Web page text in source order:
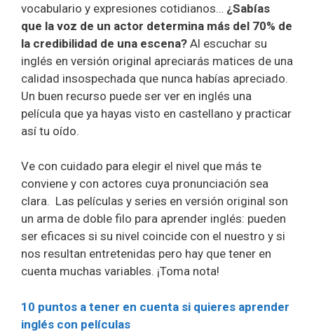
vocabulario y expresiones cotidianos… ¿Sabías
que la voz de un actor determina más del 70% de
la credibilidad de una escena? Al escuchar su
inglés en versión original apreciarás matices de una
calidad insospechada que nunca habías apreciado.
Un buen recurso puede ser ver en inglés una
película que ya hayas visto en castellano y practicar
así tu oído.
Ve con cuidado para elegir el nivel que más te
conviene y con actores cuya pronunciación sea
clara. Las películas y series en versión original son
un arma de doble filo para aprender inglés: pueden
ser eficaces si su nivel coincide con el nuestro y si
nos resultan entretenidas pero hay que tener en
cuenta muchas variables. ¡Toma nota!
10 puntos a tener en cuenta si quieres aprender
inglés con películas